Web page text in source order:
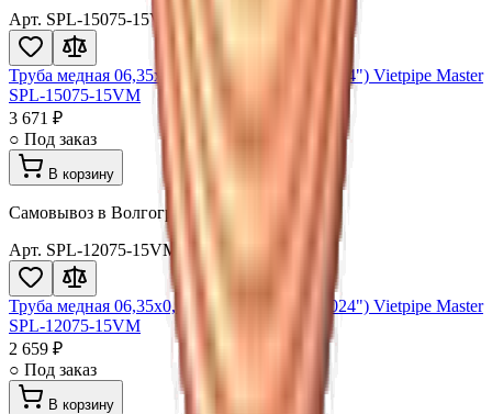
Арт. SPL-15075-15VM
Труба медная 06,35x0,61x15000мм (1/4"х0,024") Vietpipe Master
SPL-15075-15VM
3 671 ₽
○ Под заказ
В корзину
Самовывоз в Волгограде · доставка
Арт. SPL-12075-15VM
Труба медная 06,35x0,61x15000мм (1/4"х0,024") Vietpipe Master
SPL-12075-15VM
2 659 ₽
○ Под заказ
В корзину